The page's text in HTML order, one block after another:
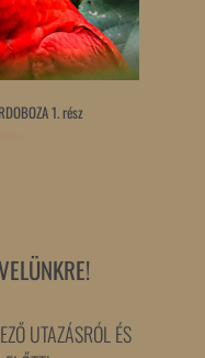
1. rész
UTAZÁSRÓL ÉS